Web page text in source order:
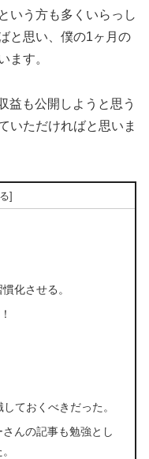
いう方も多くいらっし
と思い、僕の1ヶ月の
ます。
益も公開しようと思う
いただければと思いま
化させる。
ておくべきだった。
んの記事も勉強とし